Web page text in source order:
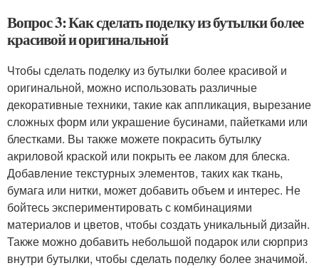
Вопрос 3: Как сделать поделку из бутылки более
красивой и оригинальной
Чтобы сделать поделку из бутылки более красивой и
оригинальной, можно использовать различные
декоративные техники, такие как аппликация, вырезание
сложных форм или украшение бусинами, пайетками или
блестками. Вы также можете покрасить бутылку
акриловой краской или покрыть ее лаком для блеска.
Добавление текстурных элементов, таких как ткань,
бумага или нитки, может добавить объем и интерес. Не
бойтесь экспериментировать с комбинациями
материалов и цветов, чтобы создать уникальный дизайн.
Также можно добавить небольшой подарок или сюрприз
внутри бутылки, чтобы сделать поделку более значимой.